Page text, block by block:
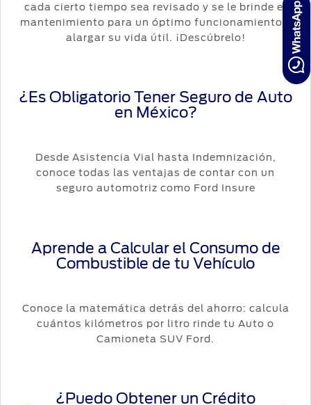
cada cierto tiempo sea revisado y se le brinde el
mantenimiento para un óptimo funcionamiento y
alargar su vida útil. ¡Descúbrelo!
¿Es Obligatorio Tener Seguro de Auto
en México?
Desde Asistencia Vial hasta Indemnización,
conoce todas las ventajas de contar con un
seguro automotriz como Ford Insure
Aprende a Calcular el Consumo de
Combustible de tu Vehículo
Conoce la matemática detrás del ahorro: calcula
cuántos kilómetros por litro rinde tu Auto o
Camioneta SUV Ford.
¿Puedo Obtener un Crédito